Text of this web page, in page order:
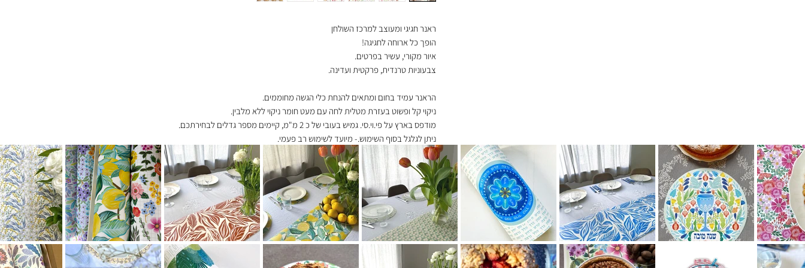
ראנר חגיגי ומעוצב למרכז השולחן
הופך כל ארוחה לחגיגה!
איור מקורי, עשיר בפרטים.
צבעוניות טרנדית, פרקטית ועדינה.
הראנר עמיד בחום ומתאים להנחת כלי הגשה מחוממים.
ניקוי קל ופשוט בעזרת מטלית לחה עם מעט חומר ניקוי ללא מלבין.
מודפס בארץ על פי.וי.סי. גמיש בעובי של כ 2 מ"מ, קיימים מספר גדלים לבחירתכם.
ניתן לגלגל בסוף השימוש.- מיועד לשימוש רב פעמי.
בשל ריבוי הדגמים והמידות לעיתים יש צורך בייצור מיוחד של המוצר.
במקרים אלו המשלוח יועבר לחברת השליחויות בתוך חמישה ימי עסקים מעת ביצוע ההזמנה.
ההפצה ע"י חברת השליחויות מתבצעת בתוך שלושה ימי עסקים.